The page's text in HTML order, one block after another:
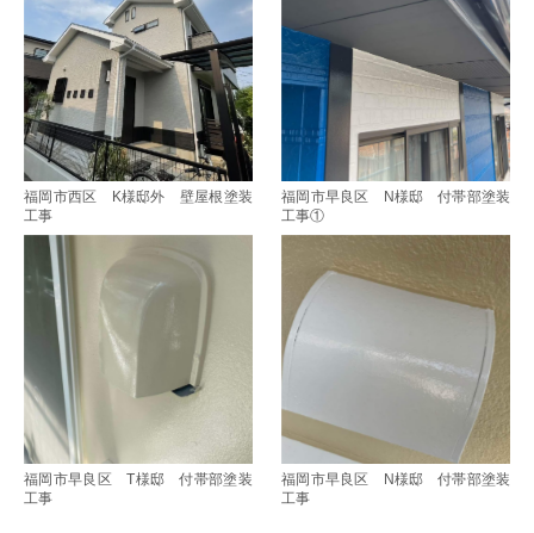
福岡市西区 K様邸外 壁屋根塗装
工事
福岡市早良区 N様邸 付帯部塗装
工事①
福岡市早良区 T様邸 付帯部塗装
工事
福岡市早良区 N様邸 付帯部塗装
工事